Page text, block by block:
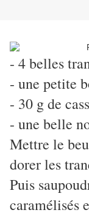
- 4 belles
- une petite
- 30 g de
- une belle
Mettre le
dorer les
Puis
caramélisés